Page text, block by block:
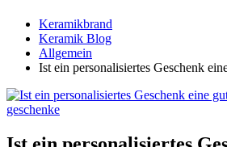
Keramikbrand
Keramik Blog
Allgemein
Ist ein personalisiertes Geschenk